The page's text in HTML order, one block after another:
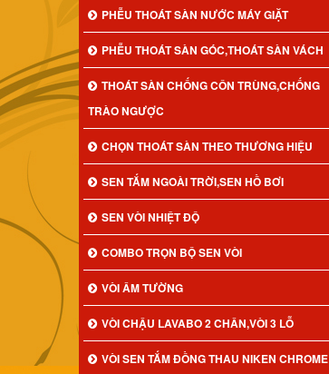
PHỄU THOÁT SÀN NƯỚC MÁY GIẶT
PHỄU THOÁT SÀN GÓC,THOÁT SÀN VÁCH
THOÁT SÀN CHỐNG CÔN TRÙNG,CHỐNG
TRÀO NGƯỢC
CHỌN THOÁT SÀN THEO THƯƠNG HIỆU
SEN TẮM NGOÀI TRỜI,SEN HỒ BƠI
SEN VÒI NHIỆT ĐỘ
COMBO TRỌN BỘ SEN VÒI
VÒI ÂM TƯỜNG
VÒI CHẬU LAVABO 2 CHÂN,VÒI 3 LỖ
VÒI SEN TẮM ĐỒNG THAU NIKEN CHROME